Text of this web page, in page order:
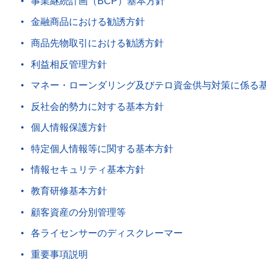
金融商品における勧誘方針
商品先物取引における勧誘方針
利益相反管理方針
マネー・ローンダリング及びテロ資金供与対策に係る
反社会的勢力に対する基本方針
個人情報保護方針
特定個人情報等に関する基本方針
情報セキュリティ基本方針
教育研修基本方針
顧客資産の分別管理等
各ライセンサーのディスクレーマー
重要事項説明